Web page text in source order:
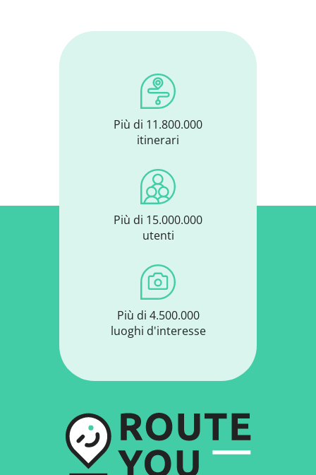
Più di 11.800.000
itinerari
Più di 15.000.000
utenti
Più di 4.500.000
luoghi d'interesse